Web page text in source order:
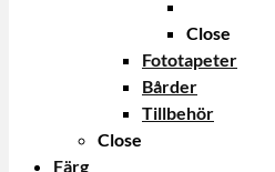
Close
Fototapeter
Bårder
Tillbehör
Close
Färg